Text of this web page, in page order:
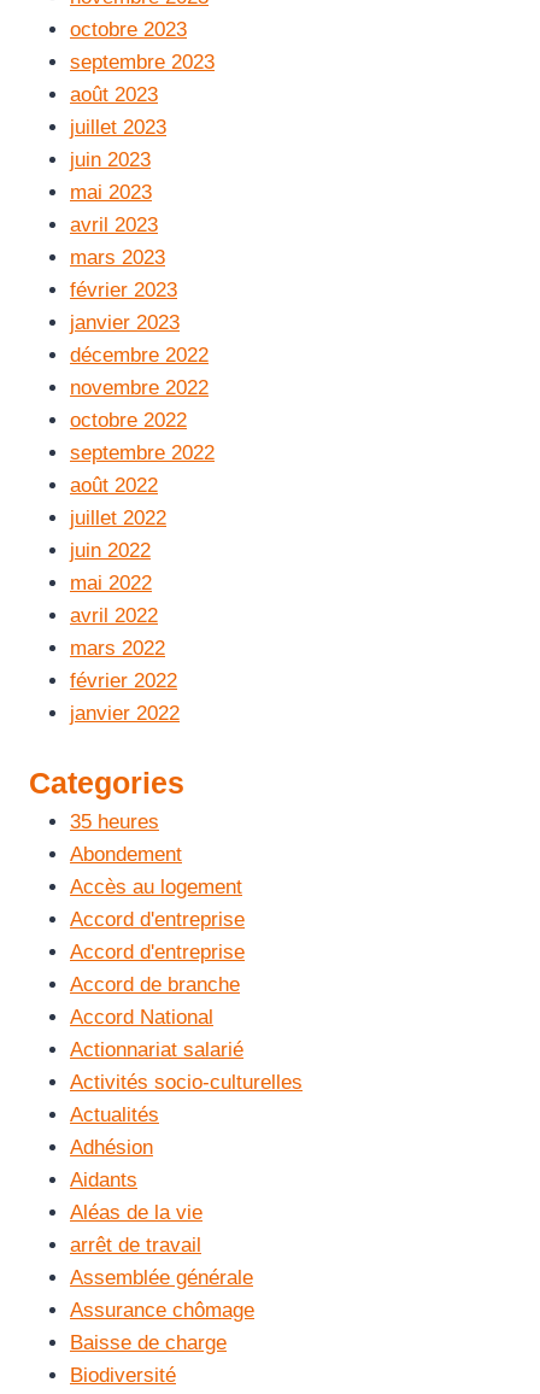
octobre 2023
septembre 2023
août 2023
juillet 2023
juin 2023
mai 2023
avril 2023
mars 2023
février 2023
janvier 2023
décembre 2022
novembre 2022
octobre 2022
septembre 2022
août 2022
juillet 2022
juin 2022
mai 2022
avril 2022
mars 2022
février 2022
janvier 2022
Categories
35 heures
Abondement
Accès au logement
Accord d'entreprise
Accord d'entreprise
Accord de branche
Accord National
Actionnariat salarié
Activités socio-culturelles
Actualités
Adhésion
Aidants
Aléas de la vie
arrêt de travail
Assemblée générale
Assurance chômage
Baisse de charge
Biodiversité